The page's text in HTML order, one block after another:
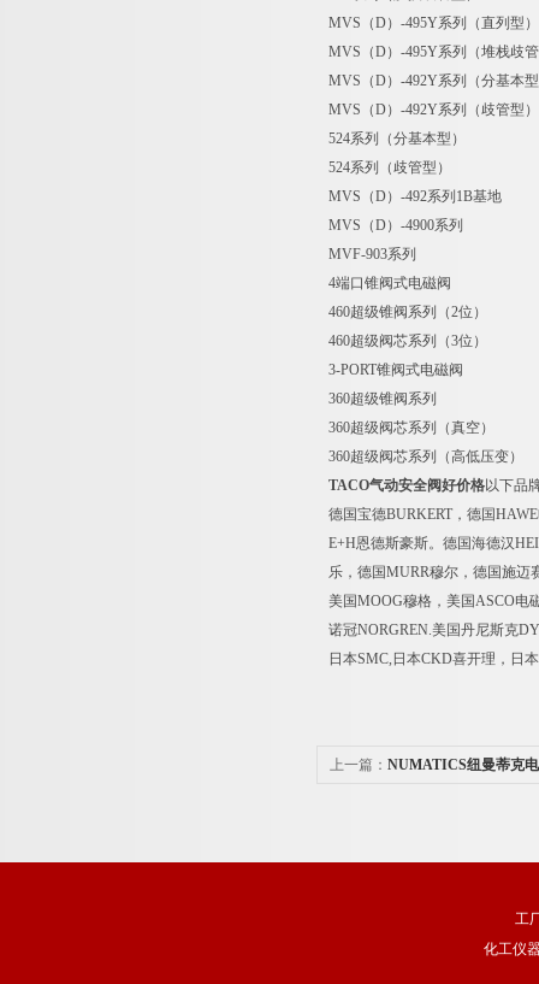
MVS（D）-495Y系列（直列型）
MVS（D）-495Y系列（堆栈歧
MVS（D）-492Y系列（分基本
MVS（D）-492Y系列（歧管型）
524系列（分基本型）
524系列（歧管型）
MVS（D）-492系列1B基地
MVS（D）-4900系列
MVF-903系列
4端口锥阀式电磁阀
460超级锥阀系列（2位）
460超级阀芯系列（3位）
3-PORT锥阀式电磁阀
360超级锥阀系列
360超级阀芯系列（真空）
360超级阀芯系列（高低压变）
TACO气动安全阀好价格以下品
德国宝德BURKERT，德国
E+H恩德斯豪斯。德国海德汉
乐，德国MURR穆尔，德国施迈
美国MOOG穆格，美国ASCO电
诺冠NORGREN.美国丹尼斯克
日本SMC,日本CKD喜开理，日
上一篇： NUMATICS纽曼蒂克
工
化工仪